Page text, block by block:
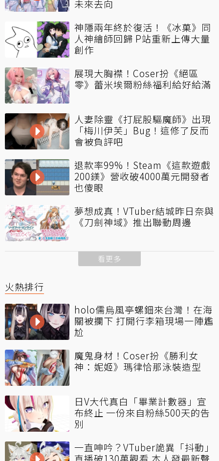
未來去向
神隱兩年終於復活！《冰菓》同
人神繪師回歸 P站重新上傳大量
創作
展現大胸襟！Coser扮《絕區
零》蕾米埃爾粉絲福利給好給滿
人妻除靈《打屁股驅魔師》出現
「梅川伊芙」Bug！這修了反而
會被負評吧
退款率99%！Steam《這款遊戲
200鎂》營收破4000萬元開發者
也傻眼
夢想成真！VTuber結城昨日奈與
《刀劍神域》推出聯動周邊
看更多
火熱排行
holo儒烏風亭螺鈿來台灣！在海
關被攔下 打開行李箱現場一陣尷
尬
魔鬼身材！Coser扮《勝利女
神：妮姬》瑪律恰那泳裝造型
日V大代真白「畢業計數器」宣
布終止 一份來自粉絲500天的告
別
一直呻吟？VTuber詭異「抖動」
直播破130萬觀看 本人發最新聲